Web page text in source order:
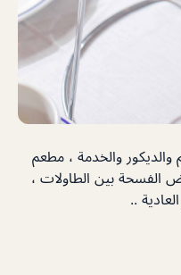
والخدمة ، مطعم
الفسحة بين الطاولات ،
..